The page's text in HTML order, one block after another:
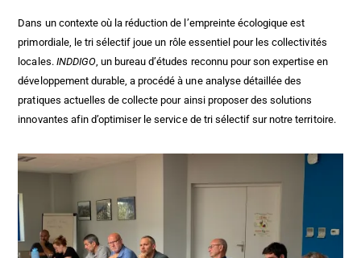
Dans un contexte où la réduction de l’empreinte écologique est
primordiale, le tri sélectif joue un rôle essentiel pour les collectivités
locales. INDDIGO, un bureau d’études reconnu pour son expertise en
développement durable, a procédé à une analyse détaillée des
pratiques actuelles de collecte pour ainsi proposer des solutions
innovantes afin d’optimiser le service de tri sélectif sur notre territoire.